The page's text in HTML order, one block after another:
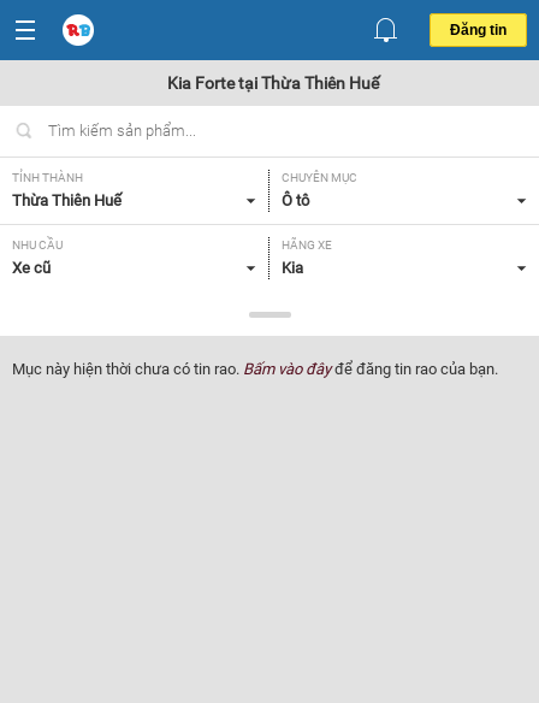
Đăng tin
Kia Forte tại Thừa Thiên Huế
TỈNH THÀNH
Thừa Thiên Huế
CHUYÊN MỤC
Ô tô
NHU CẦU
Xe cũ
HÃNG XE
Kia
Forte
NĂM SẢN XUẤT
Tất cả
GIÁ XE XUẤT XỨ
Mục này hiện thời chưa có tin rao. Bấm vào đâyđể đăng tin rao của bạn.